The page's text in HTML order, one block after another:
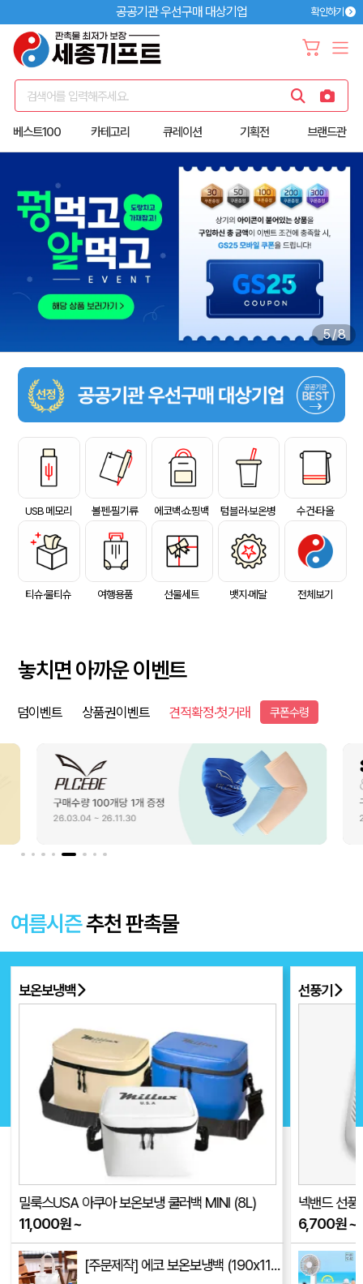
공공기관 우선구매 대상기업 확인하기
검색어를 입력해주세요.
베스트100 카테고리 큐레이션 기획전 브랜드관
5/8
USB 메모리 볼펜·필기류 에코백·쇼핑백 텀블러·보온병 수건·타올
티슈·물티슈 여행용품 선물세트 뱃지·메달 전체보기
놓치면 아까운 이벤트
덤이벤트 상품권이벤트 견적확정·첫거래 쿠폰수령
여름시즌추천 판촉물
선풍기
넥밴드 선풍기 Air4(품절)
6,700원~
바른생활 폴더블 핸디선풍기 2,000mAh
부채
자유형 네
207원~